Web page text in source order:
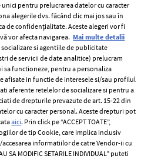
a plecat cu
Dezvăluirea
hotărât împreună
pentru prelucrarea datelor cu caracter
alegerile dvs. făcând clic mai jos sau în
de confidențialitate. Aceste alegeri vor fi
vor afecta navigarea. Mai multe detalii
si agentiile de publicitate
de servicii de date analitice) prelucram
functioneze, pentru a personaliza
in functie de interesele si/sau profilul
aferente retelelor de socializare si pentru a
de drepturile prevazute de art. 15-22 din
cu caracter personal. Aceste drepturi pot
aici. Prin click pe “ACCEPT TOATE”,
de tip Cookie, care implica inclusiv
informatiilor de catre Vendor-ii cu
SA MODIFIC SETARILE INDIVIDUAL” puteti